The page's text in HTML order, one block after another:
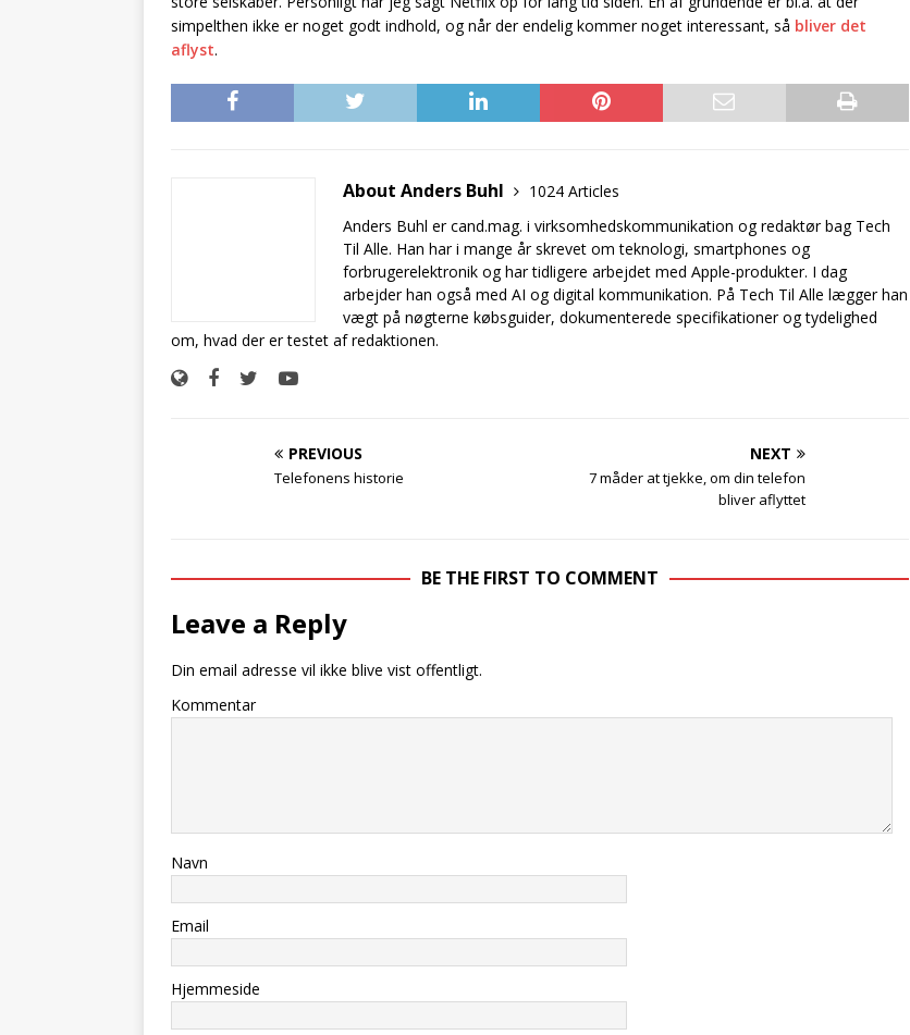
simpelthen ikke er noget godt indhold, og når der endelig kommer noget interessant, så bliver det
aflyst.
About Anders Buhl
1024 Articles
Anders Buhl er cand.mag. i virksomhedskommunikation og redaktør bag Tech
Til Alle. Han har i mange år skrevet om teknologi, smartphones og
forbrugerelektronik og har tidligere arbejdet med Apple-produkter. I dag
arbejder han også med AI og digital kommunikation. På Tech Til Alle lægger han
vægt på nøgterne købsguider, dokumenterede specifikationer og tydelighed
om, hvad der er testet af redaktionen.
PREVIOUS
Telefonens historie
NEXT
7 måder at tjekke, om din telefon
bliver aflyttet
BE THE FIRST TO COMMENT
Leave a Reply
Din email adresse vil ikke blive vist offentligt.
Kommentar
Navn
Email
Hjemmeside